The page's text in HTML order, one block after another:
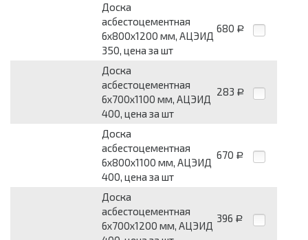
Доска
асбестоцементная
6x800x1200 мм, АЦЭИД
350, цена за шт
680 Р
Доска
асбестоцементная
6x700x1100 мм, АЦЭИД
400, цена за шт
283 Р
Доска
асбестоцементная
6x800x1100 мм, АЦЭИД
400, цена за шт
670 Р
Доска
асбестоцементная
6x700x1200 мм, АЦЭИД
396 Р